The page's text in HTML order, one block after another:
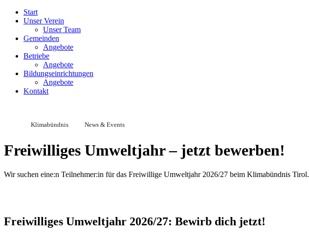
Start
Unser Verein
Unser Team
Gemeinden
Angebote
Betriebe
Angebote
Bildungseinrichtungen
Angebote
Kontakt
Klimabündnis News & Events
Freiwilliges Umweltjahr – jetzt bewerben!
Wir suchen eine:n Teilnehmer:in für das Freiwillige Umweltjahr 2026/27 beim Klimabündnis Tirol.
Freiwilliges Umweltjahr 2026/27: Bewirb dich jetzt!